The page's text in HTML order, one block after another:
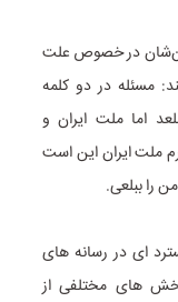
در خصوص علت
مسئله در دو کلمه
اما ملت ایران و
ملت ایران این است
را ببلعی.
ای در رسانه های
های مختلفی از